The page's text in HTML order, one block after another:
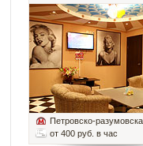
Петровско-
от 400 руб. в час